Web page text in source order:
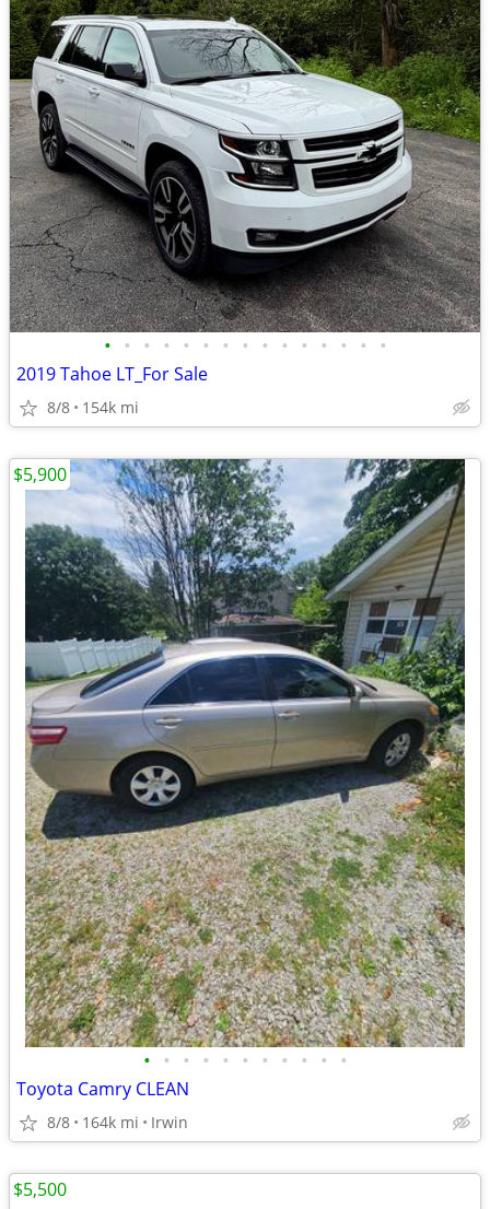
• • • • • • • • • • • • • • •
2019 Tahoe LT_For Sale
8/8 154k mi
• • • • • • • • • • •
Toyota Camry CLEAN
8/8 164k mi Irwin
$5,900
$5,500